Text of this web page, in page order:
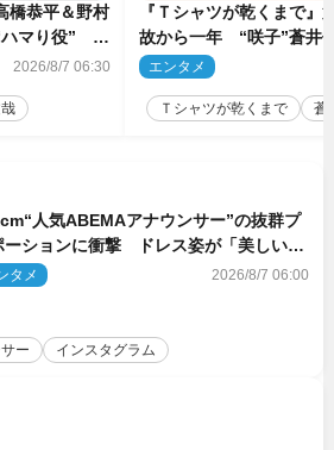
橋恭平＆野村
ハマり役”
た最高のチー
2026/8/7 06:30
『Ｔシャツが乾くまで』
故から一年 “咲子”蒼井
島歩は心を許しあえる関
エンタメ
Ｔシャツが乾くまで 蒼
人気ABEMAアナウンサー”の抜群プ
ーションに衝撃 ドレス姿が「美しい」
ありすぎる」
タメ 2026/8/7 06:00
ー インスタグラム